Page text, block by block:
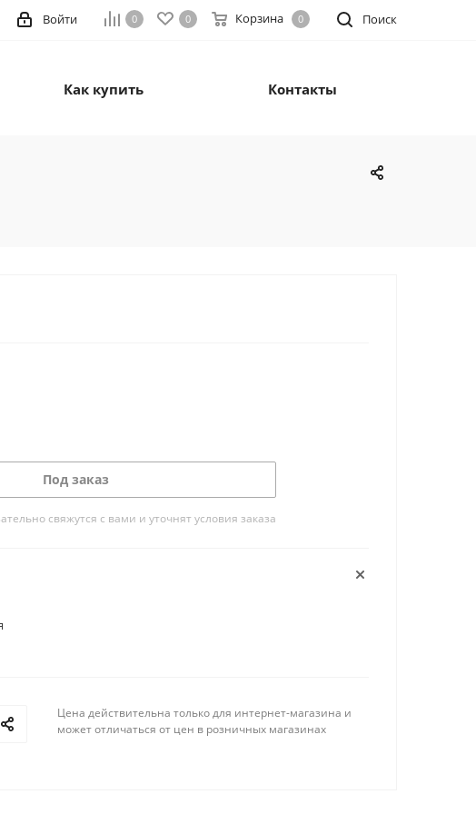
Поиск
0 0 Корзина 0
Войти
Как купить Контакты
Под заказ
свяжутся с вами и уточнят условия заказа
Цена действительна только для интернет-магазина и
может отличаться от цен в розничных магазинах